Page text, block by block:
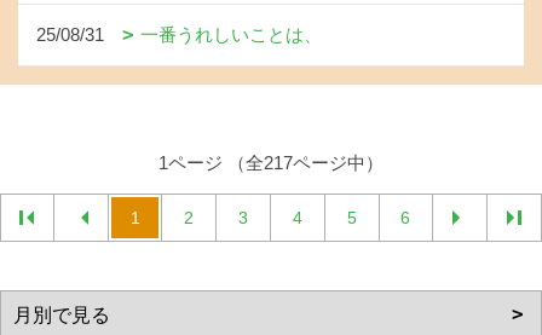
25/08/31 一番うれしいことは、
1ページ （全217ページ中）
1 2 3 4 5 6